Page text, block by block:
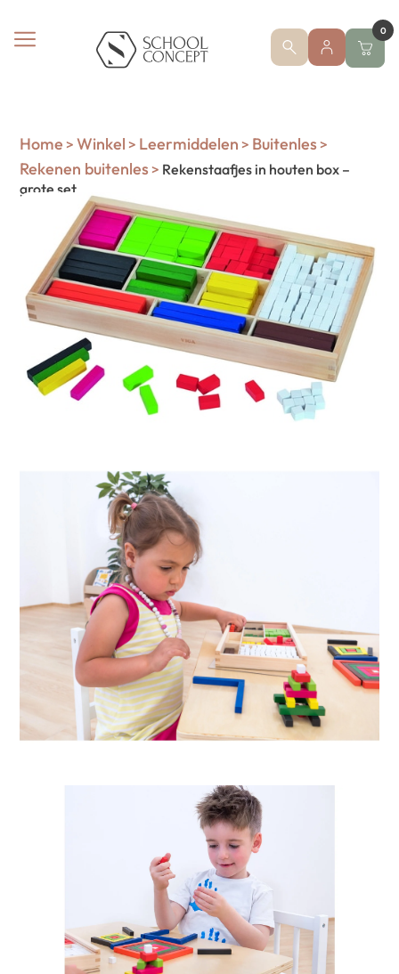
0
Home > Winkel > Leermiddelen > Buitenles>
Rekenen buitenles> Rekenstaafjes in houten box –
grote set